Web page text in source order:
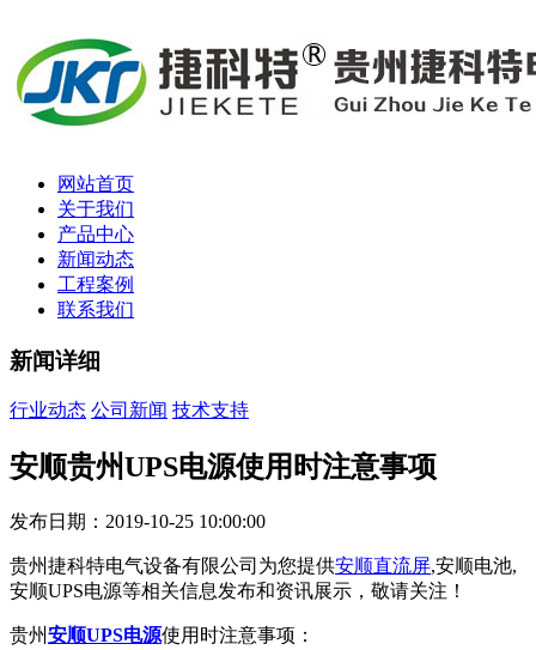
网站首页
关于我们
产品中心
新闻动态
工程案例
联系我们
新闻详细
行业动态 公司新闻 技术支持
安顺贵州UPS电源使用时注意事项
发布日期：2019-10-25 10:00:00
贵州捷科特电气设备有限公司为您提供安顺直流屏,安顺电池,
安顺UPS电源等相关信息发布和资讯展示，敬请关注！
贵州安顺UPS电源使用时注意事项：